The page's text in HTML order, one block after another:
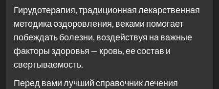
Гирудотерапия, традиционная лекарственная
методика оздоровления, веками помогает
побеждать болезни, воздействуя на важные
факторы здоровья — кровь, ее состав и
свертываемость.
Перед вами лучший справочник лечения